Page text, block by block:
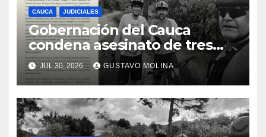
CAUCA JUDICIALES
Gobernación del Cauca
condena asesinato de tres
ciudadanos y exige medidas
urgentes al Gobierno
Nacional
JUL 30, 2026 GUSTAVO MOLINA